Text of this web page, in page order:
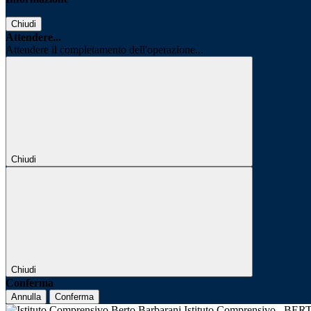
Chiudi
Attendere...
Attendere il completamento dell'operazione...
Chiudi
Chiudi
Conferma
Annulla Conferma